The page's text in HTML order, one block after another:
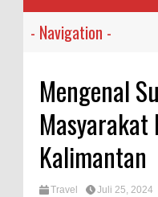
Mengenal
Masyarakat
Kalimantan
Travel Juli 25, 2024